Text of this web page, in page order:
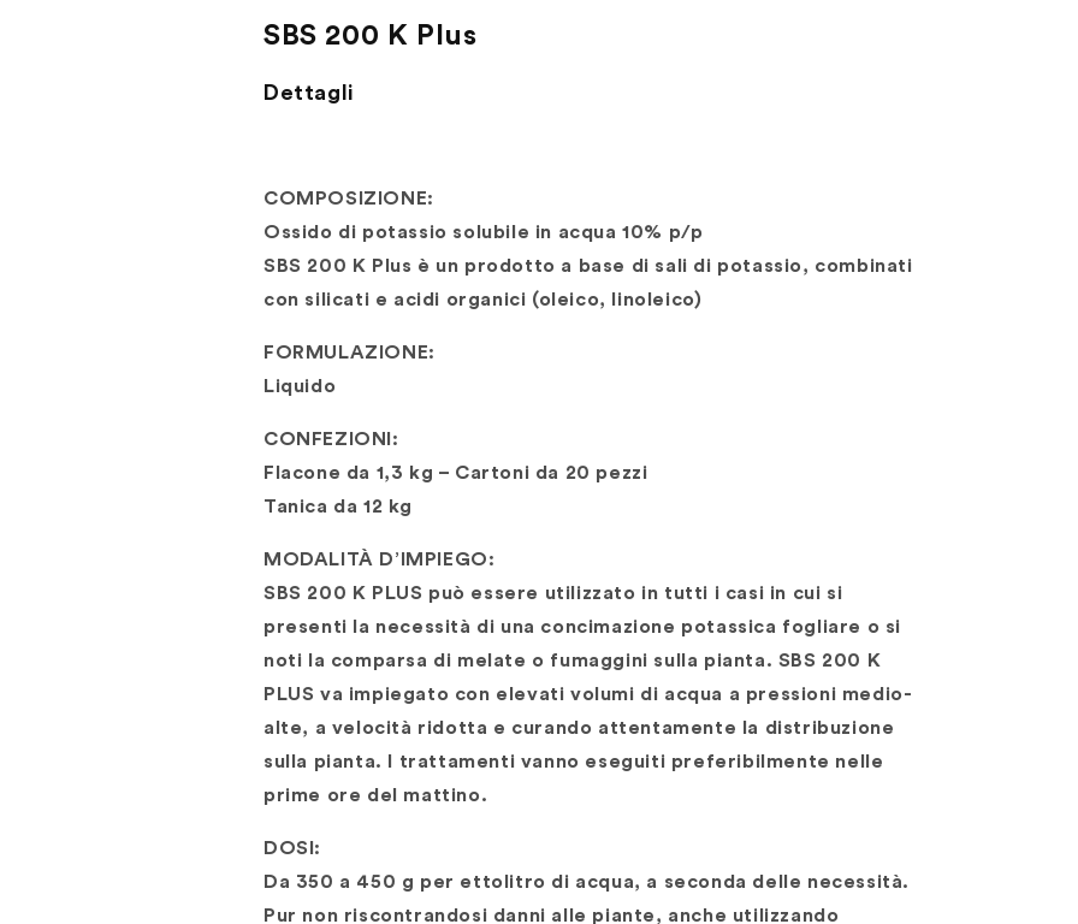
SBS 200 K Plus
Dettagli
COMPOSIZIONE:
Ossido di potassio solubile in acqua 10% p/p
SBS 200 K Plus è un prodotto a base di sali di potassio, combinati
con silicati e acidi organici (oleico, linoleico)
FORMULAZIONE:
Liquido
CONFEZIONI:
Flacone da 1,3 kg – Cartoni da 20 pezzi
Tanica da 12 kg
MODALITÀ D’IMPIEGO:
SBS 200 K PLUS può essere utilizzato in tutti i casi in cui si
presenti la necessità di una concimazione potassica fogliare o si
noti la comparsa di melate o fumaggini sulla pianta. SBS 200 K
PLUS va impiegato con elevati volumi di acqua a pressioni medio-
alte, a velocità ridotta e curando attentamente la distribuzione
sulla pianta. I trattamenti vanno eseguiti preferibilmente nelle
prime ore del mattino.
DOSI:
Da 350 a 450 g per ettolitro di acqua, a seconda delle necessità.
Pur non riscontrandosi danni alle piante, anche utilizzando